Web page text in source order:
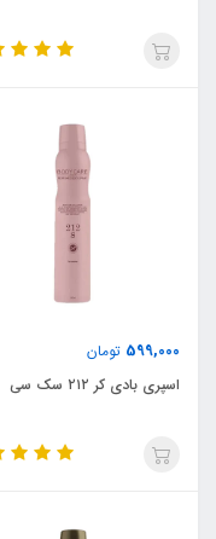
599,000 تومان
اسپری بادی کر ۲۱۲ سک سی